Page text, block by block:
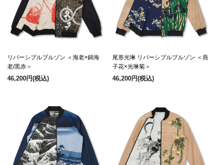
リバーシブルブルゾン ＜海老×錦海
老/黒赤＞
46,200円(税込)
尾形光琳 リバーシブルブルゾン ＜燕
子花×光琳菊＞
46,200円(税込)